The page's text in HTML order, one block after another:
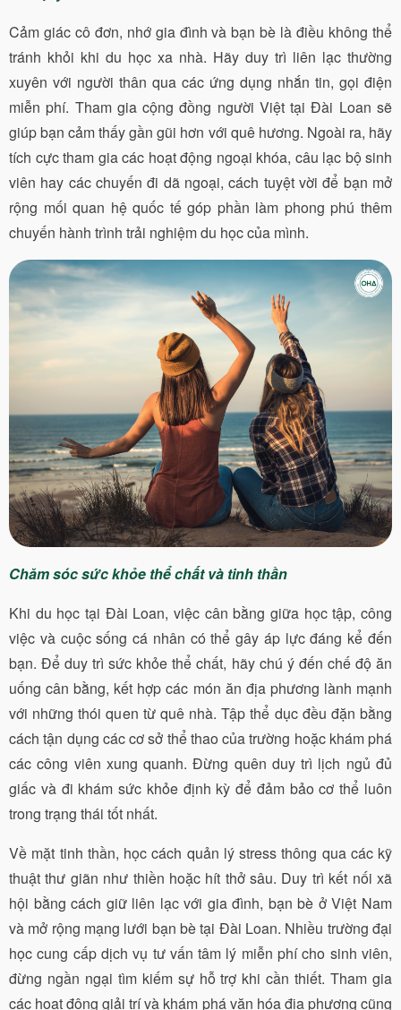
Cảm giác cô đơn, nhớ gia đình và bạn bè là điều không thể
tránh khỏi khi du học xa nhà. Hãy duy trì liên lạc thường
xuyên với người thân qua các ứng dụng nhắn tin, gọi điện
miễn phí. Tham gia cộng đồng người Việt tại Đài Loan sẽ
giúp bạn cảm thấy gần gũi hơn với quê hương. Ngoài ra, hãy
tích cực tham gia các hoạt động ngoại khóa, câu lạc bộ sinh
viên hay các chuyến đi dã ngoại, cách tuyệt vời để bạn mở
rộng mối quan hệ quốc tế góp phần làm phong phú thêm
chuyến hành trình trải nghiệm du học của mình.
Chăm sóc sức khỏe thể chất và tinh thần
Khi du học tại Đài Loan, việc cân bằng giữa học tập, công
việc và cuộc sống cá nhân có thể gây áp lực đáng kể đến
bạn. Để duy trì sức khỏe thể chất, hãy chú ý đến chế độ ăn
uống cân bằng, kết hợp các món ăn địa phương lành mạnh
với những thói quen từ quê nhà. Tập thể dục đều đặn bằng
cách tận dụng các cơ sở thể thao của trường hoặc khám phá
các công viên xung quanh. Đừng quên duy trì lịch ngủ đủ
giấc và đi khám sức khỏe định kỳ để đảm bảo cơ thể luôn
trong trạng thái tốt nhất.
Về mặt tinh thần, học cách quản lý stress thông qua các kỹ
thuật thư giãn như thiền hoặc hít thở sâu. Duy trì kết nối xã
hội bằng cách giữ liên lạc với gia đình, bạn bè ở Việt Nam
và mở rộng mạng lưới bạn bè tại Đài Loan. Nhiều trường đại
học cung cấp dịch vụ tư vấn tâm lý miễn phí cho sinh viên,
đừng ngần ngại tìm kiếm sự hỗ trợ khi cần thiết. Tham gia
các hoạt động giải trí và khám phá văn hóa địa phương cũng